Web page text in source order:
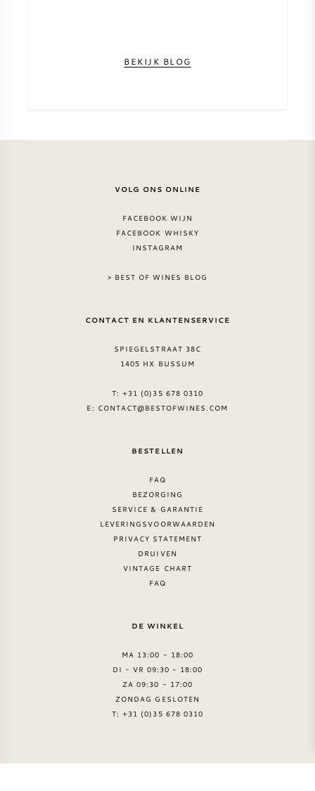
BEKIJK BLOG
VOLG ONS ONLINE
FACEBOOK WIJN
FACEBOOK WHISKY
INSTAGRAM
> BEST OF WINES BLOG
CONTACT EN KLANTENSERVICE
SPIEGELSTRAAT 38C
1405 HX BUSSUM
T: +31 (0)35 678 0310
E: CONTACT@BESTOFWINES.COM
BESTELLEN
FAQ
BEZORGING
SERVICE & GARANTIE
LEVERINGSVOORWAARDEN
PRIVACY STATEMENT
DRUIVEN
VINTAGE CHART
FAQ
DE WINKEL
MA 13:00 - 18:00
DI - VR 09:30 - 18:00
ZA 09:30 - 17:00
ZONDAG GESLOTEN
T: +31 (0)35 678 0310